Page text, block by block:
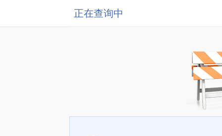
正在查询中